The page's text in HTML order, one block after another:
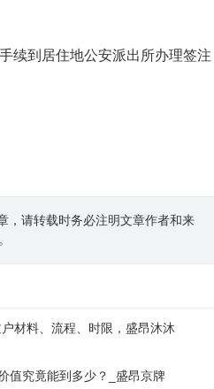
到居住地公安派出所办理签注
，请转载时务必注明文章作者和来
材料、流程、时限，盛昂沐沐
值究竟能到多少？_盛昂京牌